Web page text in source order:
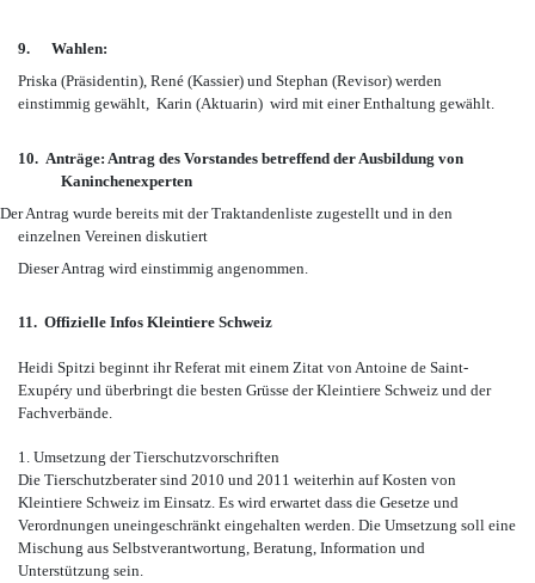
9.
Wahlen:
Priska (Präsidentin), René (Kassier) und Stephan (Revisor) werden
einstimmig gewählt, Karin (Aktuarin) wird mit einer Enthaltung gewählt.
10. Anträge: Antrag des Vorstandes betreffend der Ausbildung von
Kaninchenexperten
Antrag wurde bereits mit der Traktandenliste zugestellt und in den
einzelnen Vereinen diskutiert
Dieser Antrag wird einstimmig angenommen.
11. Offizielle Infos Kleintiere Schweiz
Heidi Spitzi beginnt ihr Referat mit einem Zitat von Antoine de Saint-
Exupéry und überbringt die besten Grüsse der Kleintiere Schweiz und der
Fachverbände.
1. Umsetzung der Tierschutzvorschriften
Die Tierschutzberater sind 2010 und 2011 weiterhin auf Kosten von
Kleintiere Schweiz im Einsatz. Es wird erwartet dass die Gesetze und
Verordnungen uneingeschränkt eingehalten werden. Die Umsetzung soll eine
Mischung aus Selbstverantwortung, Beratung, Information und
Unterstützung sein.